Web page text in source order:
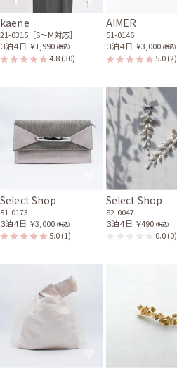
kaene
21-0315［S〜M対応］
３泊４日 ￥1,990 (税込)
4.8(30)
AIMER
51-0146
３泊４日 ￥3,000 (税込)
5.0(2)
Select Shop
51-0173
３泊４日 ￥3,000 (税込)
5.0(1)
Select Shop
82-0047
３泊４日 ￥490 (税込)
0.0(0)